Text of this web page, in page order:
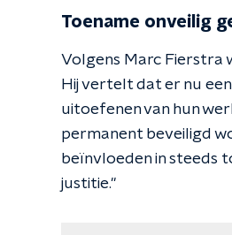
Toename onveilig
Volgens Marc Fierstra
Hij vertelt dat er nu
uitoefenen van hun
permanent beveiligd
beïnvloeden in steeds
justitie.''